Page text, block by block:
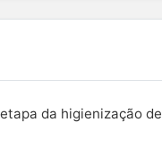
da higienização de